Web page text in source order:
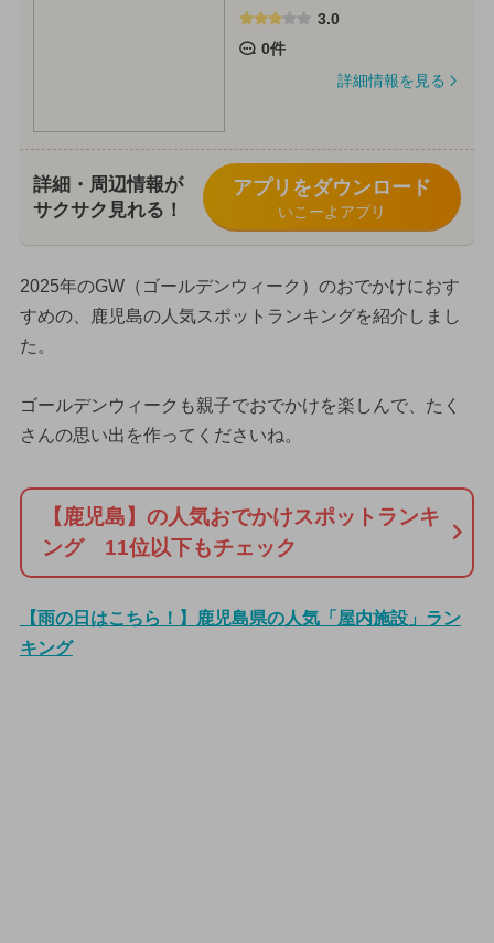
3.0
0件
詳細情報を見る
詳細・周辺情報が
サクサク見れる！
アプリをダウンロード
いこーよアプリ
2025年のGW（ゴールデンウィーク）のおでかけにおす
すめの、鹿児島の人気スポットランキングを紹介しまし
た。
ゴールデンウィークも親子でおでかけを楽しんで、たく
さんの思い出を作ってくださいね。
【鹿児島】の人気おでかけスポットランキ
ング 11位以下もチェック
【雨の日はこちら！】鹿児島県の人気「屋内施設」ラン
キング